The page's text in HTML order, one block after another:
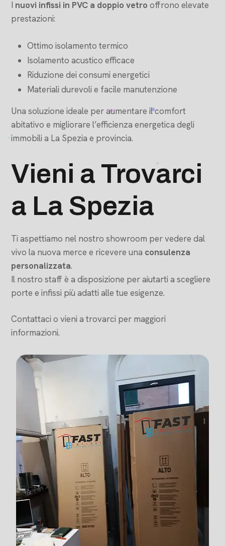
I nuovi infissi in PVC a doppio vetro offrono elevate
prestazioni:
Ottimo isolamento termico
Isolamento acustico efficace
Riduzione dei consumi energetici
Materiali durevoli e facile manutenzione
Una soluzione ideale per aumentare il comfort
abitativo e migliorare l’efficienza energetica degli
immobili a La Spezia e provincia.
Vieni a Trovarci
a La Spezia
Ti aspettiamo nel nostro showroom per vedere dal
vivo la nuova merce e ricevere una consulenza
personalizzata.
Il nostro staff è a disposizione per aiutarti a scegliere
porte e infissi più adatti alle tue esigenze.
Contattaci o vieni a trovarci per maggiori
informazioni.